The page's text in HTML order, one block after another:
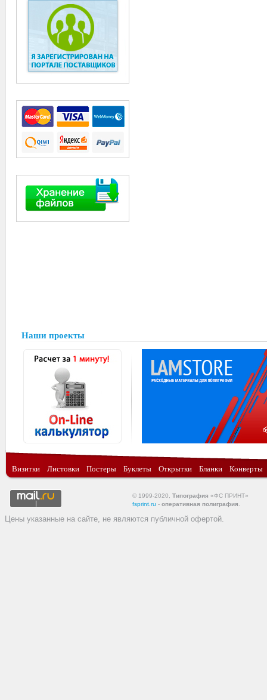
Наши проекты
Визитки Листовки Постеры Буклеты Открытки Бланки Конверты
© 1999-2020, Типография «ФС ПРИНТ»
fsprint.ru - оперативная полиграфия
Цены указанные на сайте, не являются публичной офертой.